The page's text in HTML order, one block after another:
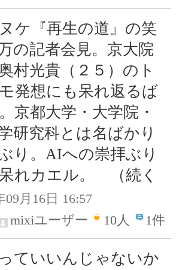
ケ『再生の道』の笑
の記者会見。京大院
村光貴（２５）のト
発想にも呆れ返るば
京都大学・大学院・
研究科とは名ばかり
り。AIへの崇拝ぶり
れカエル。 （続く
09月16日 16:57
mixiユーザー
10人 1件
ていいんじゃないか